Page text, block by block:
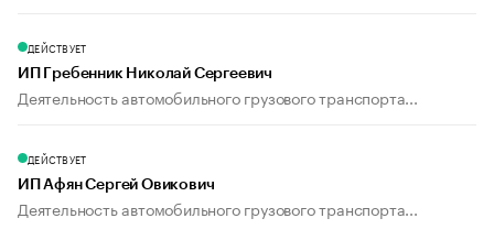
ДЕЙСТВУЕТ
ИП Гребенник Николай Сергеевич
Деятельность автомобильного грузового транспорта...
ДЕЙСТВУЕТ
ИП Афян Сергей Овикович
Деятельность автомобильного грузового транспорта...